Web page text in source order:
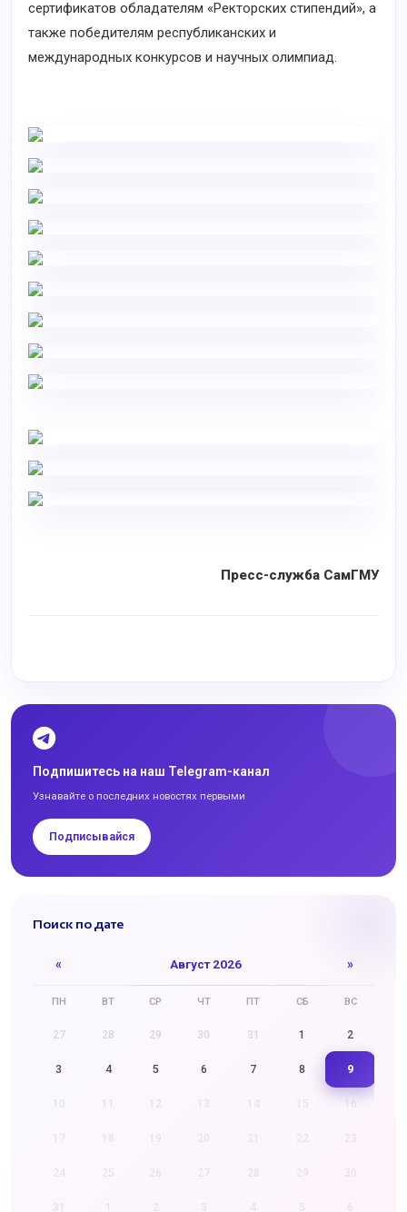
сертификатов обладателям «Ректорских стипендий», а
также победителям республиканских и
международных конкурсов и научных олимпиад.
Пресс-служба СамГМУ
Подпишитесь на наш Telegram-канал
Узнавайте о последних новостях первыми
Подписывайся
Поиск по дате
« Август 2026 »
ПН ВТ СР ЧТ ПТ СБ ВС
27 28 29 30 31 1 2
3 4 5 6 7 8 9
16
22 23
29 30
4 5 6